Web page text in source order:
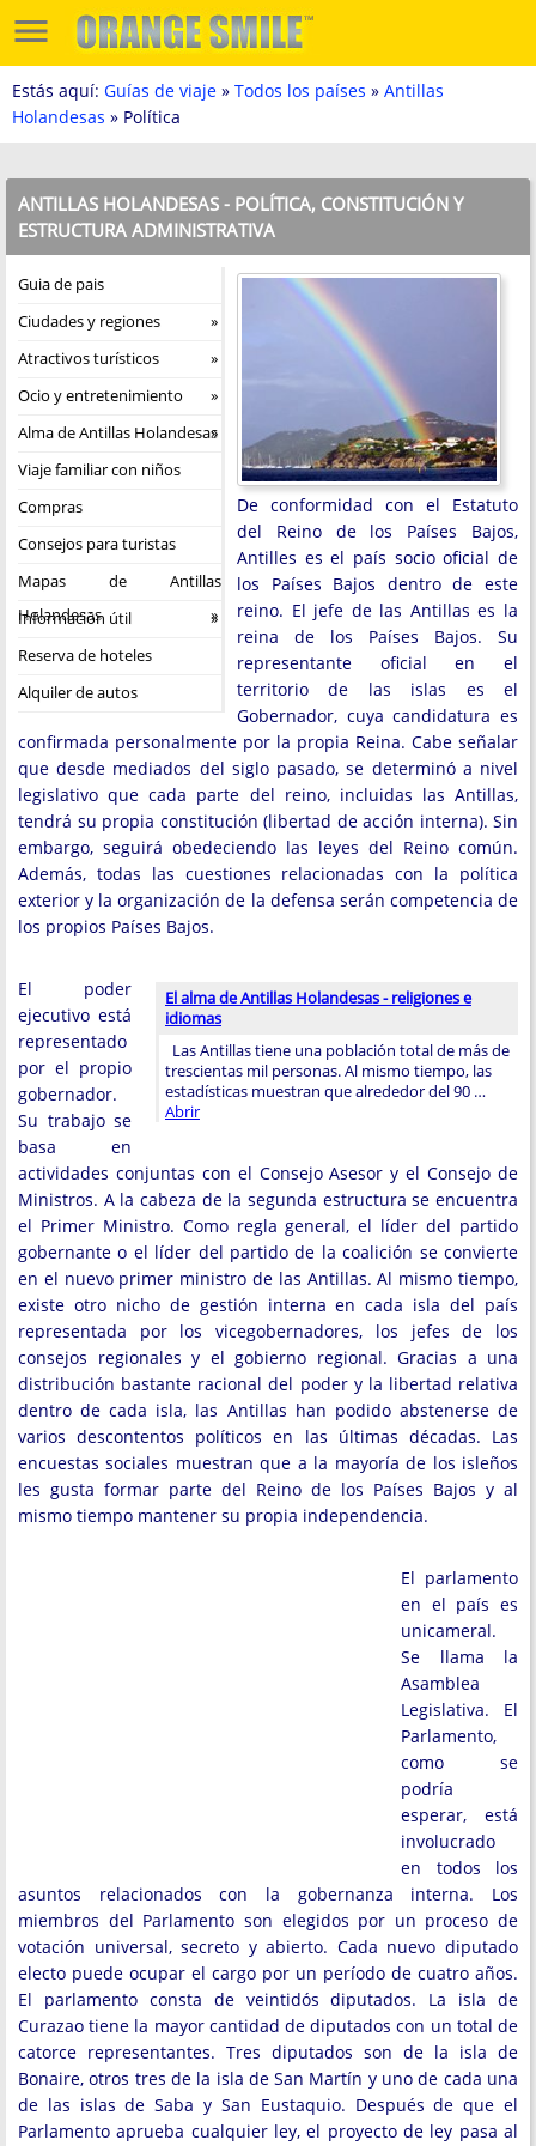
Estás aquí: Guías de viaje » Todos los países » Antillas
Holandesas » Política
ANTILLAS HOLANDESAS - POLÍTICA, CONSTITUCIÓN Y
ESTRUCTURA ADMINISTRATIVA
Guia de pais
Ciudades y regiones
Atractivos turísticos
Ocio y entretenimiento
Alma de Antillas Holandesas
Viaje familiar con niños
Compras
Consejos para turistas
Mapas de Antillas
Holandesas
Información útil
Reserva de hoteles
Alquiler de autos
De conformidad con el Estatuto
del Reino de los Países Bajos,
Antilles es el país socio oficial de
los Países Bajos dentro de este
reino. El jefe de las Antillas es la
reina de los Países Bajos. Su
representante oficial en el
territorio de las islas es el
Gobernador, cuya candidatura es
confirmada personalmente por la propia Reina. Cabe señalar
que desde mediados del siglo pasado, se determinó a nivel
legislativo que cada parte del reino, incluidas las Antillas,
tendrá su propia constitución (libertad de acción interna). Sin
embargo, seguirá obedeciendo las leyes del Reino común.
Además, todas las cuestiones relacionadas con la política
exterior y la organización de la defensa serán competencia de
los propios Países Bajos.
El alma de Antillas Holandesas - religiones e
idiomas
Las Antillas tiene una población total de más de
trescientas mil personas. Al mismo tiempo, las
estadísticas muestran que alrededor del 90 …
Abrir
El poder
ejecutivo está
representado
por el propio
gobernador.
Su trabajo se
basa en
actividades conjuntas con el Consejo Asesor y el Consejo de
Ministros. A la cabeza de la segunda estructura se encuentra
el Primer Ministro. Como regla general, el líder del partido
gobernante o el líder del partido de la coalición se convierte
en el nuevo primer ministro de las Antillas. Al mismo tiempo,
existe otro nicho de gestión interna en cada isla del país
representada por los vicegobernadores, los jefes de los
consejos regionales y el gobierno regional. Gracias a una
distribución bastante racional del poder y la libertad relativa
dentro de cada isla, las Antillas han podido abstenerse de
varios descontentos políticos en las últimas décadas. Las
encuestas sociales muestran que a la mayoría de los isleños
les gusta formar parte del Reino de los Países Bajos y al
mismo tiempo mantener su propia independencia.
El parlamento
en el país es
unicameral.
Se llama la
Asamblea
Legislativa. El
Parlamento,
como se
podría
esperar, está
involucrado
en todos los
asuntos relacionados con la gobernanza interna. Los
miembros del Parlamento son elegidos por un proceso de
votación universal, secreto y abierto. Cada nuevo diputado
electo puede ocupar el cargo por un período de cuatro años.
El parlamento consta de veintidós diputados. La isla de
Curazao tiene la mayor cantidad de diputados con un total de
catorce representantes. Tres diputados son de la isla de
Bonaire, otros tres de la isla de San Martín y uno de cada una
de las islas de Saba y San Eustaquio. Después de que el
Parlamento aprueba cualquier ley, el proyecto de ley pasa al